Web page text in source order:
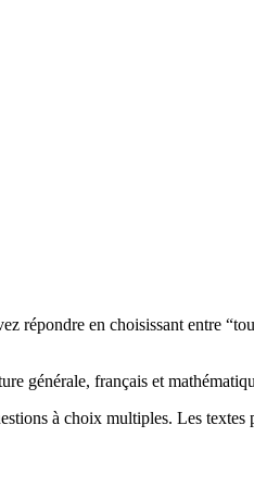
répondre en choisissant entre
générale, français et
à choix multiples. Les textes